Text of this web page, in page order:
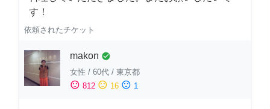
す！
依頼されたチケット
makon check_circle
女性 / 60代 / 東京都
sentiment_satisfied 812 sentiment_neutral 16 sentiment_dissatisfied 1